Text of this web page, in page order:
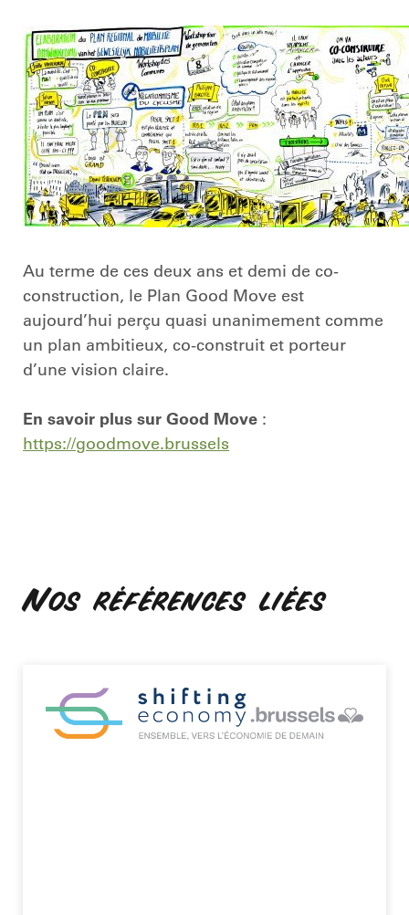
Au terme de ces deux ans et demi de co-
construction, le Plan Good Move est
aujourd’hui perçu quasi unanimement comme
un plan ambitieux, co-construit et porteur
d’une vision claire.
En savoir plus sur Good Move :
https://goodmove.brussels
Nos références liées